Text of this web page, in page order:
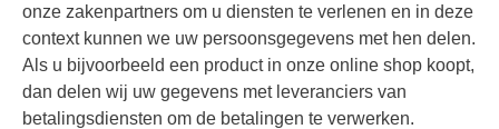
onze zakenpartners om u diensten te verlenen en in deze
context kunnen we uw persoonsgegevens met hen delen.
Als u bijvoorbeeld een product in onze online shop koopt,
dan delen wij uw gegevens met leveranciers van
betalingsdiensten om de betalingen te verwerken.